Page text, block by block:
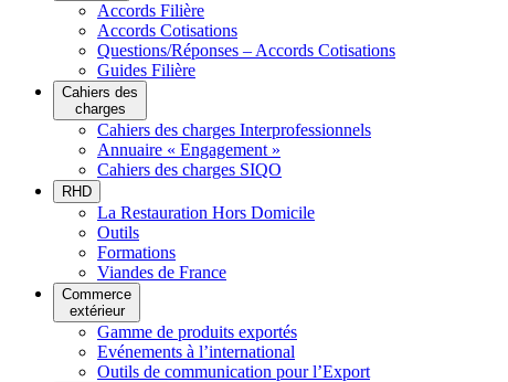
Accords Filière
Accords Cotisations
Questions/Réponses – Accords Cotisations
Guides Filière
Cahiers des
charges
Cahiers des charges Interprofessionnels
Annuaire « Engagement »
Cahiers des charges SIQO
RHD
La Restauration Hors Domicile
Outils
Formations
Viandes de France
Commerce
extérieur
Gamme de produits exportés
Evénements à l’international
Outils de communication pour l’Export